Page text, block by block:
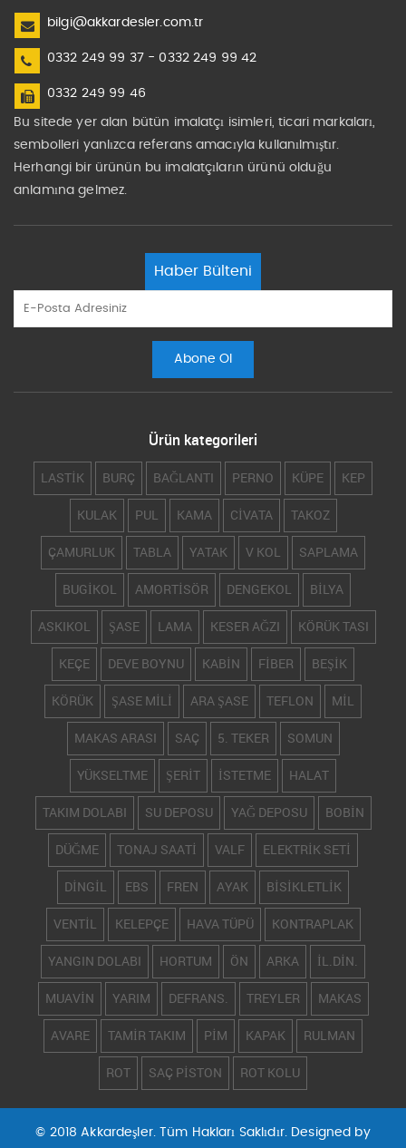
bilgi@akkardesler.com.tr
0332 249 99 37 - 0332 249 99 42
0332 249 99 46
Bu sitede yer alan bütün imalatçı isimleri, ticari markaları,
sembolleri yanlızca referans amacıyla kullanılmıştır.
Herhangi bir ürünün bu imalatçıların ürünü olduğu
anlamına gelmez.
Haber Bülteni
Ürün kategorileri
LASTİK BURÇ BAĞLANTI PERNO KÜPE KEP
KULAK PUL KAMA CİVATA TAKOZ
ÇAMURLUK TABLA YATAK V KOL SAPLAMA
BUGİKOL AMORTİSÖR DENGEKOL BİLYA
ASKIKOL ŞASE LAMA KESER AĞZI KÖRÜK TASI
KEÇE DEVE BOYNU KABİN FİBER BEŞİK
KÖRÜK ŞASE MİLİ ARA ŞASE TEFLON MİL
MAKAS ARASI SAÇ 5. TEKER SOMUN
YÜKSELTME ŞERİT İSTETME HALAT
TAKIM DOLABI SU DEPOSU YAĞ DEPOSU BOBİN
DÜĞME TONAJ SAATİ VALF ELEKTRİK SETİ
DİNGİL EBS FREN AYAK BİSİKLETLİK
VENTİL KELEPÇE HAVA TÜPÜ KONTRAPLAK
YANGIN DOLABI HORTUM ÖN ARKA İL.DİN.
MUAVİN YARIM DEFRANS. TREYLER MAKAS
AVARE TAMİR TAKIM PİM KAPAK RULMAN
ROT SAÇ PİSTON ROT KOLU
© 2018 Akkardeşler. Tüm Hakları Saklıdır. Designed by